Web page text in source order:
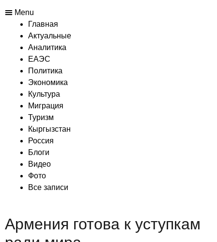
Menu
Главная
Актуальные
Аналитика
ЕАЭС
Политика
Экономика
Культура
Миграция
Туризм
Кыргызстан
Россия
Блоги
Видео
Фото
Все записи
Армения готова к уступкам